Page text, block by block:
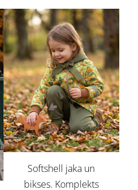
Softshell jaka un
bikses. Komplekts